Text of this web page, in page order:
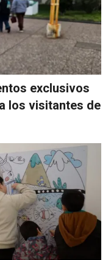
exclusivos
los visitantes de